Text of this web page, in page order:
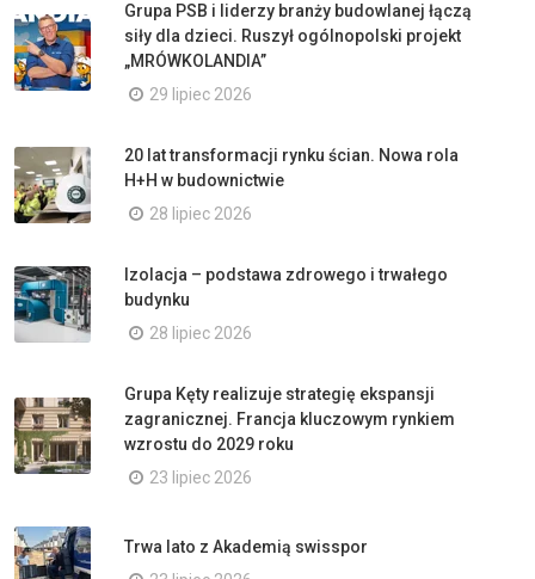
Grupa PSB i liderzy branży budowlanej łączą
siły dla dzieci. Ruszył ogólnopolski projekt
„MRÓWKOLANDIA”
29 lipiec 2026
20 lat transformacji rynku ścian. Nowa rola
H+H w budownictwie
28 lipiec 2026
Izolacja – podstawa zdrowego i trwałego
budynku
28 lipiec 2026
Grupa Kęty realizuje strategię ekspansji
zagranicznej. Francja kluczowym rynkiem
wzrostu do 2029 roku
23 lipiec 2026
Trwa lato z Akademią swisspor